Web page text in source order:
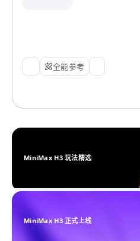
全能参考
MiniMax H3 玩法精选
MiniMax H3 正式上线